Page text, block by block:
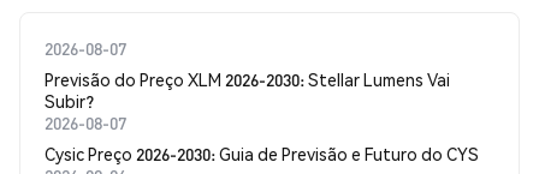
2026-08-07
Previsão do Preço XLM 2026-2030: Stellar Lumens Vai
Subir?
2026-08-07
Cysic Preço 2026-2030: Guia de Previsão e Futuro do CYS